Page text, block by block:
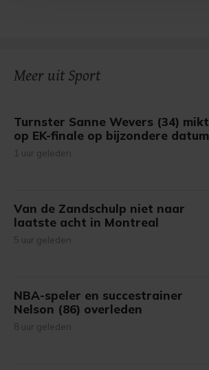
Meer uit Sport
Turnster Sanne Wevers (34) mikt
op EK-finale op bijzondere datum
1 uur geleden
Van de Zandschulp niet naar
laatste acht in Montreal
5 uur geleden
NBA-speler en succestrainer
Nelson (86) overleden
8 uur geleden